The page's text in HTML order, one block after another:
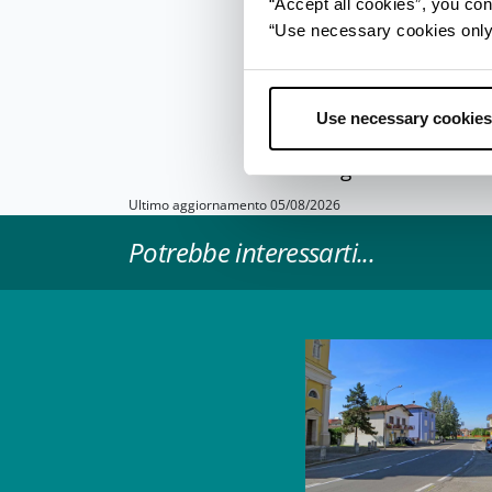
“Accept all cookies”, you
“Use necessary cookies
Use necessary
il Cimitero
campagna. Elesse a
storico. Nota come la
dotata da Maria
e sue giornate tra le
Ultimo aggiornamento 05/08/2026
Potrebbe interessarti...